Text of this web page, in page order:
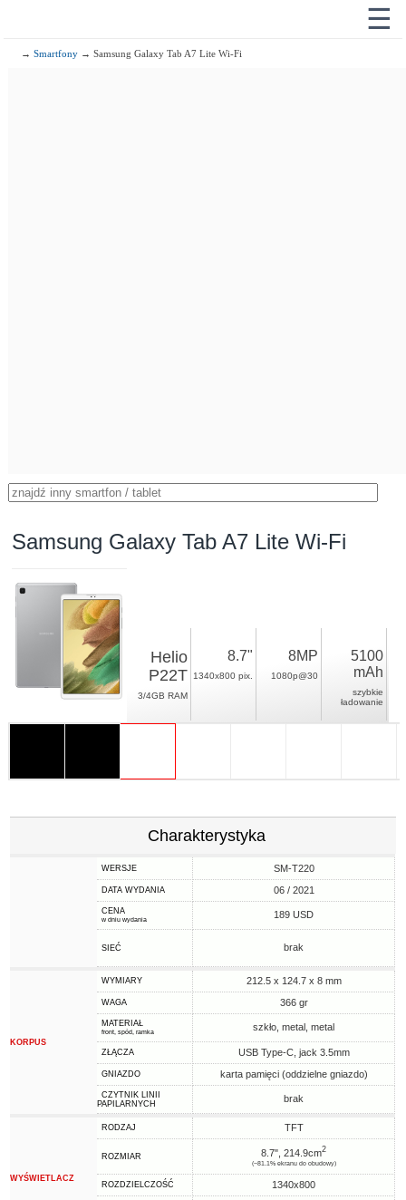
☰
→Smartfony → Samsung Galaxy Tab A7 Lite Wi-Fi
Samsung Galaxy Tab A7 Lite Wi-Fi
Helio
P22T
3/4GB RAM
8.7"
1340x800 pix.
8MP
1080p@30
5100
mAh
szybkie
ładowanie
Charakterystyka
WERSJE SM-T220
DATA WYDANIA 06 / 2021
CENA
w dniu wydania 189 USD
SIEĆ brak
KORPUS
WYMIARY 212.5 x 124.7 x 8 mm
WAGA 366 gr
MATERIAŁ
front, spód, ramka szkło, metal, metal
ZŁĄCZA USB Type-C, jack 3.5mm
GNIAZDO karta pamięci (oddzielne gniazdo)
CZYTNIK LINII
PAPILARNYCH
brak
WYŚWIETLACZ
RODZAJ TFT
ROZMIAR 8.7", 214.9cm2
(~81.1% ekranu do obudowy)
ROZDZIELCZOŚĆ 1340x800